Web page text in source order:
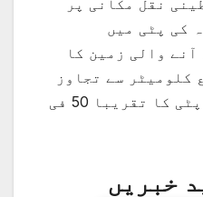
کی پٹی میں
والی زمین کا
رقبہ 185 مربع کلومیٹر سے تجاوز
کر چکا ہے۔ یہ غزہ کی پٹی کا تقریبا 50 فی
خبریں